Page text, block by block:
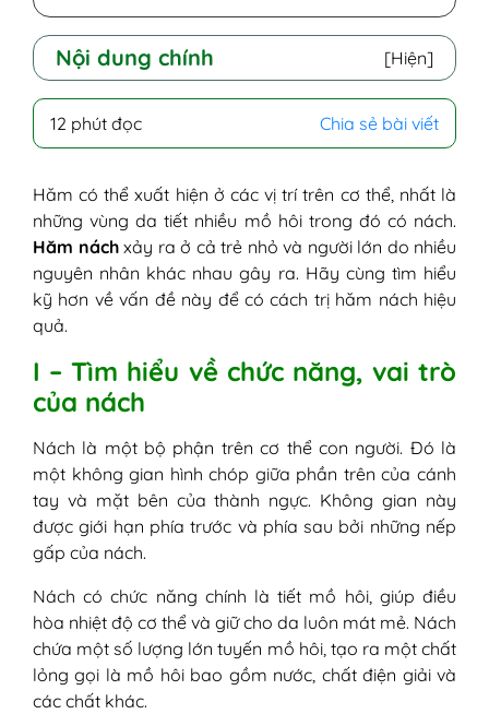
Nội dung chính [Hiện]
II - Hăm nách là gì? Nguyên nhân do đâu?
2. Do vệ sinh kém
3. Trẻ bị hăm nách do dị ứng, thời tiết
nóng bức
4. Do cọ xát, mặc quần áo quá chật
5. Lạm dụng phấn rôm cho bé
6.2. Thay đổi nội tiết tố
hăm ở nách
1. Nhiễm trùng da
2. Sẹo
3. Rối loạn sắc tố da
4. Ảnh hưởng đến chất lượng cuộc
III - Dấu hiệu khi nách bị hăm
1. Triệu chứng hăm nách thường gặp
2. Triệu chứng hăm nách nặng
IV - Bé bị hăm nách phải làm sao? Cách trị
hăm nách ở trẻ em
12 phút đọc Chia sẻ bài viết
Hăm có thể xuất hiện ở các vị trí trên cơ thể, nhất là
những vùng da tiết nhiều mồ hôi trong đó có nách.
Hăm náchxảy ra ở cả trẻ nhỏ và người lớn do nhiều
nguyên nhân khác nhau gây ra. Hãy cùng tìm hiểu
kỹ hơn về vấn đề này để có cách trị hăm nách hiệu
quả.
I – Tìm hiểu về chức năng, vai trò
của nách
Nách là một bộ phận trên cơ thể con người. Đó là
một không gian hình chóp giữa phần trên của cánh
tay và mặt bên của thành ngực. Không gian này
được giới hạn phía trước và phía sau bởi những nếp
gấp của nách.
Nách có chức năng chính là tiết mồ hôi, giúp điều
hòa nhiệt độ cơ thể và giữ cho da luôn mát mẻ. Nách
chứa một số lượng lớn tuyến mồ hôi, tạo ra một chất
lỏng gọi là mồ hôi bao gồm nước, chất điện giải và
các chất khác.